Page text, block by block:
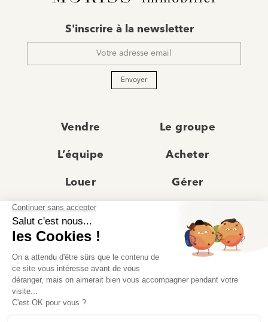
mail
S'inscrire à la newsletter
Envoyer
Vendre Le groupe
L’équipe Acheter
Louer Gérer
Actualités
Recrutement Avis clients
Prestige